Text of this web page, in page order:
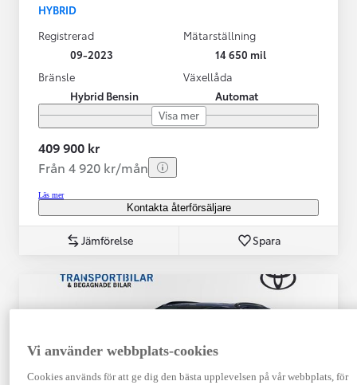
HYBRID
Registrerad
09-2023
Mätarställning
14 650 mil
Bränsle
Hybrid Bensin
Växellåda
Automat
Visa mer
409 900 kr
Från 4 920 kr/mån
Läs mer
Kontakta återförsäljare
Jämförelse Spara
Vi använder webbplats-cookies
Cookies används för att ge dig den bästa upplevelsen på vår webbplats, för